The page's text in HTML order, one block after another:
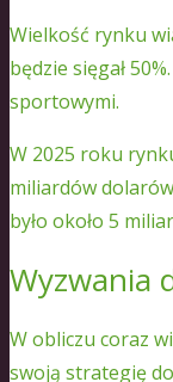
Wielkość rynku
będzie sięgał
sportowymi.
W 2025 roku
miliardów
było około 5
Wyzwania
W obliczu coraz
swoją strategię